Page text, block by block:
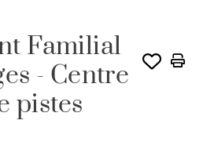
Familial
- Centre
pistes